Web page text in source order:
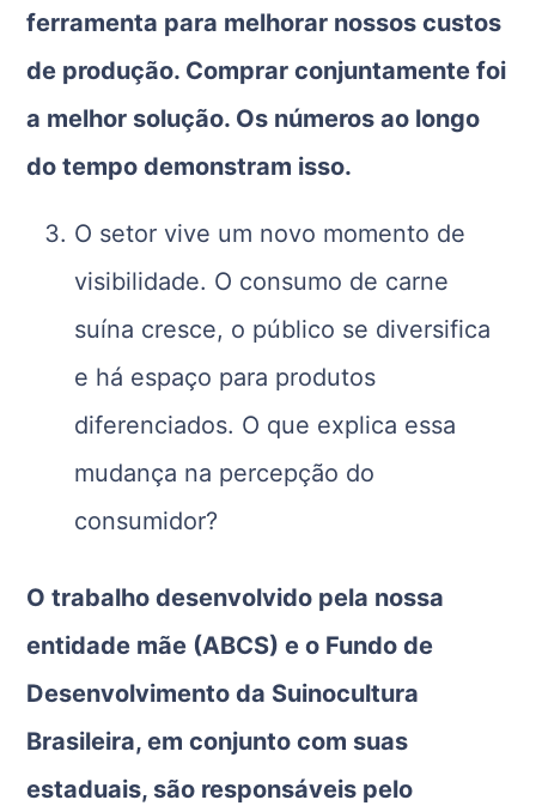
ferramenta para melhorar nossos custos
de produção. Comprar conjuntamente foi
a melhor solução. Os números ao longo
do tempo demonstram isso.
O setor vive um novo momento de
visibilidade. O consumo de carne
suína cresce, o público se diversifica
e há espaço para produtos
diferenciados. O que explica essa
mudança na percepção do
consumidor?
O trabalho desenvolvido pela nossa
entidade mãe (ABCS) e o Fundo de
Desenvolvimento da Suinocultura
Brasileira, em conjunto com suas
estaduais, são responsáveis pelo